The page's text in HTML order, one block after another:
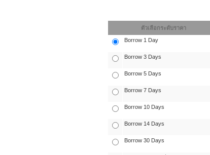
ตัวเลือกระดับราคา
Borrow 1 Day
Borrow 3 Days
Borrow 5 Days
Borrow 7 Days
Borrow 10 Days
Borrow 14 Days
Borrow 30 Days